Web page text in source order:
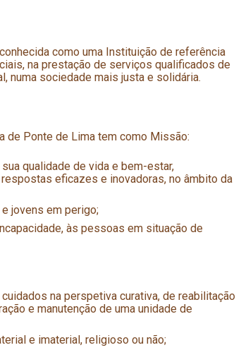
como uma Instituição de referência
na prestação de serviços qualificados de
numa sociedade mais justa e solidária.
de Ponte de Lima tem como Missão:
qualidade de vida e bem-estar,
eficazes e inovadoras, no âmbito da
jovens em perigo;
às pessoas em situação de
na perspetiva curativa, de reabilitação
e manutenção de uma unidade de
e imaterial, religioso ou não;